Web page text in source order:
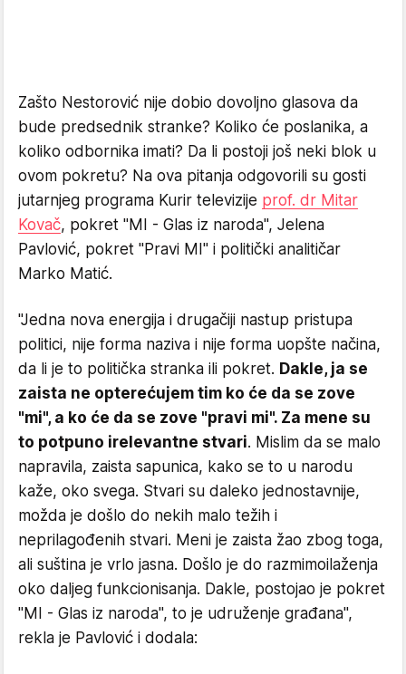
Zašto Nestorović nije dobio dovoljno glasova da
bude predsednik stranke? Koliko će poslanika, a
koliko odbornika imati? Da li postoji još neki blok u
ovom pokretu? Na ova pitanja odgovorili su gosti
jutarnjeg programa Kurir televizije prof. dr Mitar
Kovač, pokret "MI - Glas iz naroda", Jelena
Pavlović, pokret "Pravi MI" i politički analitičar
Marko Matić.
"Jedna nova energija i drugačiji nastup pristupa
politici, nije forma naziva i nije forma uopšte načina,
da li je to politička stranka ili pokret. Dakle, ja se
zaista ne opterećujem tim ko će da se zove
"mi", a ko će da se zove "pravi mi". Za mene su
to potpuno irelevantne stvari. Mislim da se malo
napravila, zaista sapunica, kako se to u narodu
kaže, oko svega. Stvari su daleko jednostavnije,
možda je došlo do nekih malo težih i
neprilagođenih stvari. Meni je zaista žao zbog toga,
ali suština je vrlo jasna. Došlo je do razmimoilaženja
oko daljeg funkcionisanja. Dakle, postojao je pokret
"MI - Glas iz naroda", to je udruženje građana",
rekla je Pavlović i dodala: